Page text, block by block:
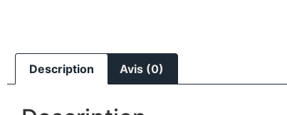
Description Avis (0)